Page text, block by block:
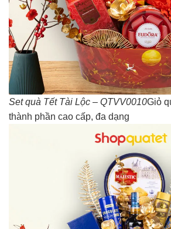
Set quà Tết Tài Lộc – QTVV0010Giỏ
thành phần cao cấp, đa dạng